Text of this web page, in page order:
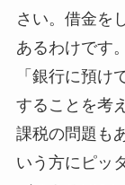
さい。借金を
あるわけです。
「銀行に預け
することを考
課税の問題も
いう方にピッ